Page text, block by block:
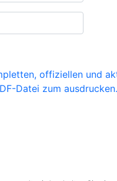
offiziellen und
Datei zum ausdrucken.